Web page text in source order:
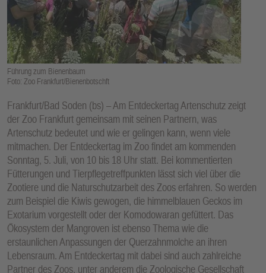
Führung zum Bienenbaum
Foto: Zoo Frankfurt/Bienenbotschft
Frankfurt/Bad Soden (bs) – Am Entdeckertag Artenschutz zeigt
der Zoo Frankfurt gemeinsam mit seinen Partnern, was
Artenschutz bedeutet und wie er gelingen kann, wenn viele
mitmachen. Der Entdeckertag im Zoo findet am kommenden
Sonntag, 5. Juli, von 10 bis 18 Uhr statt. Bei kommentierten
Fütterungen und Tierpflegetreffpunkten lässt sich viel über die
Zootiere und die Naturschutzarbeit des Zoos erfahren. So werden
zum Beispiel die Kiwis gewogen, die himmelblauen Geckos im
Exotarium vorgestellt oder der Komodowaran gefüttert. Das
Ökosystem der Mangroven ist ebenso Thema wie die
erstaunlichen Anpassungen der Querzahnmolche an ihren
Lebensraum. Am Entdeckertag mit dabei sind auch zahlreiche
Partner des Zoos, unter anderem die Zoologische Gesellschaft
E
N